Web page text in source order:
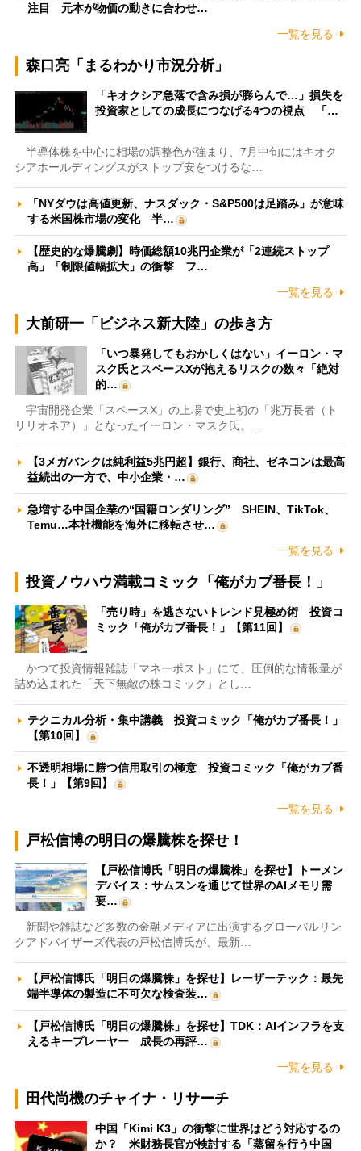
注目 元本が物価の動きに合わせ…
一覧を見る
森口亮「まるわかり市況分析」
「キオクシア急落で含み損が膨らんで…」損失を
投資家としての成長につなげる4つの視点 「…
半導体株を中心に相場の調整色が強まり、7月中旬にはキオク
シアホールディングスがストップ安をつけるな…
「NYダウは高値更新、ナスダック・S&P500は足踏み」が意味
する米国株市場の変化 半…
【歴史的な爆騰劇】時価総額10兆円企業が「2連続ストップ
高」「制限値幅拡大」の衝撃 フ…
一覧を見る
大前研一「ビジネス新大陸」の歩き方
「いつ暴発してもおかしくはない」イーロン・マ
スク氏とスペースXが抱えるリスクの数々「絶対
的…
宇宙開発企業「スペースX」の上場で史上初の「兆万長者（ト
リリオネア）」となったイーロン・マスク氏。…
【3メガバンクは純利益5兆円超】銀行、商社、ゼネコンは最高
益続出の一方で、中小企業・…
急増する中国企業の“国籍ロンダリング” SHEIN、TikTok、
Temu…本社機能を海外に移転させ…
一覧を見る
投資ノウハウ満載コミック「俺がカブ番長！」
「売り時」を逃さないトレンド見極め術 投資コ
ミック「俺がカブ番長！」【第11回】
かつて投資情報雑誌「マネーポスト」にて、圧倒的な情報量が
詰め込まれた「天下無敵の株コミック」とし…
テクニカル分析・集中講義 投資コミック「俺がカブ番長！」
【第10回】
不透明相場に勝つ信用取引の極意 投資コミック「俺がカブ番
長！」【第9回】
一覧を見る
戸松信博の明日の爆騰株を探せ！
【戸松信博氏「明日の爆騰株」を探せ】トーメン
デバイス：サムスンを通じて世界のAIメモリ需
要…
新聞や雑誌など多数の金融メディアに出演するグローバルリン
クアドバイザーズ代表の戸松信博氏が、最新…
【戸松信博氏「明日の爆騰株」を探せ】レーザーテック：最先
端半導体の製造に不可欠な検査装…
【戸松信博氏「明日の爆騰株」を探せ】TDK：AIインフラを支
えるキープレーヤー 成長の再評…
一覧を見る
田代尚機のチャイナ・リサーチ
中国「Kimi K3」の衝撃に世界はどう対応するの
か？ 米財務長官が検討する「蒸留を行う中国